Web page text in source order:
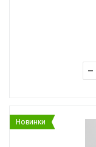
Новинки